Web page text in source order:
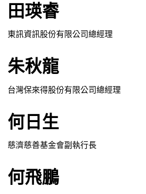
田瑛睿
東訊資訊股份有限公司總經理
朱秋龍
台灣保來得股份有限公司總經理
何日生
慈濟慈善基金會副執行長
何飛鵬